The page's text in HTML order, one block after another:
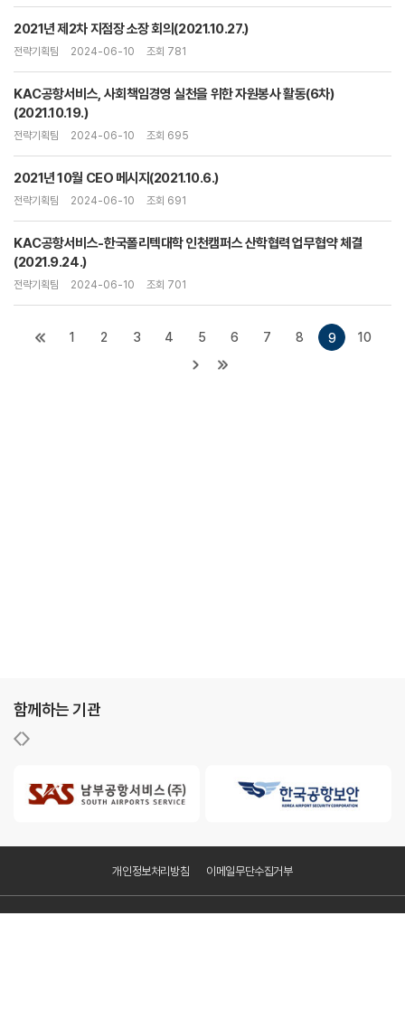
2021년 제2차 지점장 소장 회의(2021.10.27.)
전략기획팀 2024-06-10 조회 781
KAC공항서비스, 사회책임경영 실천을 위한 자원봉사 활동(6차)
(2021.10.19.)
전략기획팀 2024-06-10 조회 695
2021년 10월 CEO 메시지(2021.10.6.)
전략기획팀 2024-06-10 조회 691
KAC공항서비스-한국폴리텍대학 인천캠퍼스 산학협력 업무협약 체결
(2021.9.24.)
전략기획팀 2024-06-10 조회 701
1 2 3 4 5 6 7 8 9 10
함께하는 기관
개인정보처리방침 이메일무단수집거부